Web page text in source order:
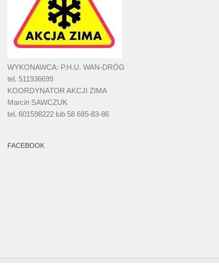
WYKONAWCA: P.H.U. WAN-DRÓG
tel. 511936699
KOORDYNATOR AKCJI ZIMA
Marcin SAWCZUK
tel. 601598222 lub 58 685-83-86
FACEBOOK